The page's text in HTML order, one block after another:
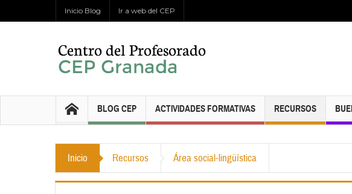
Inicio Blog Ir a web del CEP
BLOG CEP ACTIVIDADES FORMATIVAS RECURSOS
Inicio Recursos Área social-lingüística